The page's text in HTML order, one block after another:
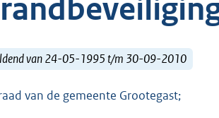
van 24-05-1995 t/m 30-09-2010
van de gemeente Grootegast;